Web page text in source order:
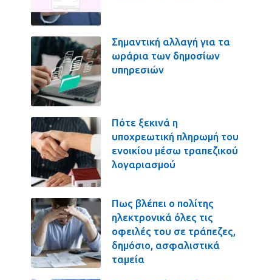
Σημαντική αλλαγή για τα
ωράρια των δημοσίων
υπηρεσιών
Πότε ξεκινά η
υποχρεωτική πληρωμή του
ενοικίου μέσω τραπεζικού
λογαριασμού
Πως βλέπει ο πολίτης
ηλεκτρονικά όλες τις
οφειλές του σε τράπεζες,
δημόσιο, ασφαλιστικά
ταμεία